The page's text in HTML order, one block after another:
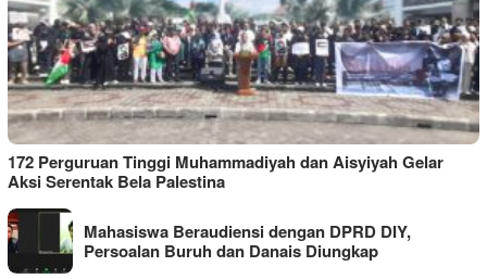
172 Perguruan Tinggi Muhammadiyah dan Aisyiyah Gelar
Aksi Serentak Bela Palestina
Mahasiswa Beraudiensi dengan DPRD DIY,
Persoalan Buruh dan Danais Diungkap